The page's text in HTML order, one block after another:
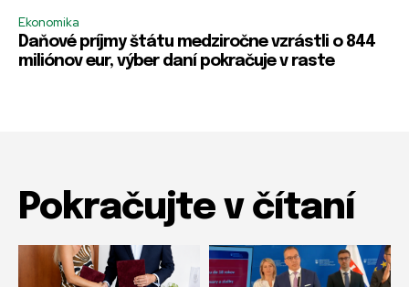
Ekonomika
Daňové príjmy štátu medziročne vzrástli o 844
miliónov eur, výber daní pokračuje v raste
Pokračujte v čítaní